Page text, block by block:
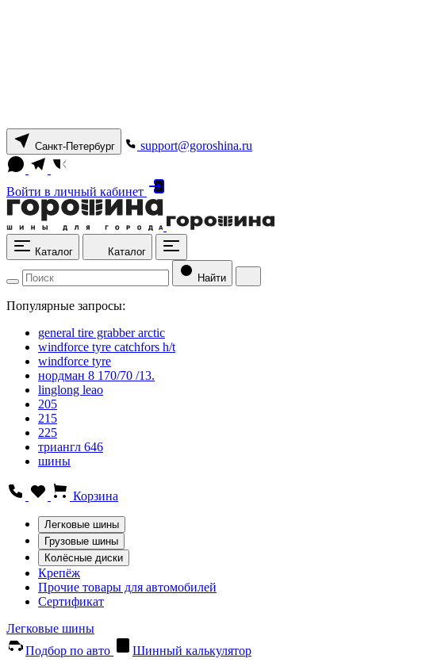
Санкт-Петербург support@goroshina.ru
Войти в личный кабинет
Каталог Каталог
Найти
Популярные запросы:
general tire grabber arctic
windforce tyre catchfors h/t
windforce tyre
нордман 8 170/70 /13.
linglong leao
205
215
225
триангл 646
шины
Корзина
Легковые шины
Грузовые шины
Колёсные диски
Крепёж
Прочие товары для автомобилей
Сертификат
Легковые шины
Подбор по авто
Шинный калькулятор